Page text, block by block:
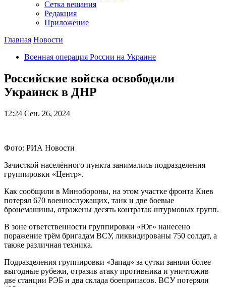
Сетка вещания
Редакция
Приложение
Главная Новости
Военная операция России на Украине
Российские войска освободили
Украинск в ДНР
12:24 Сен. 26, 2024
Фото: РИА Новости
Зачисткой населённого пункта занимались подразделения
группировки «Центр».
Как сообщили в Минобороны, на этом участке фронта Киев
потерял 670 военнослужащих, танк и две боевые
бронемашины, отражены десять контратак штурмовых групп.
В зоне ответственности группировки «Юг» нанесено
поражение трём бригадам ВСУ, ликвидированы 750 солдат, а
также различная техника.
Подразделения группировки «Запад» за сутки заняли более
выгодные рубежи, отразив атаку противника и уничтожив
две станции РЭБ и два склада боеприпасов. ВСУ потеряли